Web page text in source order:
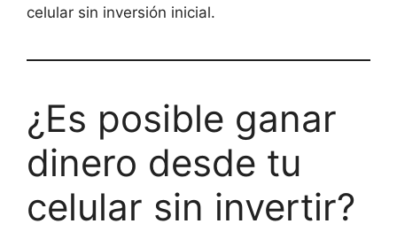
celular sin inversión inicial.
¿Es posible ganar
dinero desde tu
celular sin invertir?